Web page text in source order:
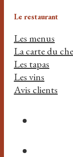
Le restaurant
Les menus
La carte du
Les tapas
Les vins
Avis clients